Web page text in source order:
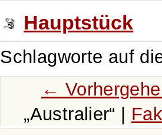
Hauptstück
Schlagworte auf
←
Australier